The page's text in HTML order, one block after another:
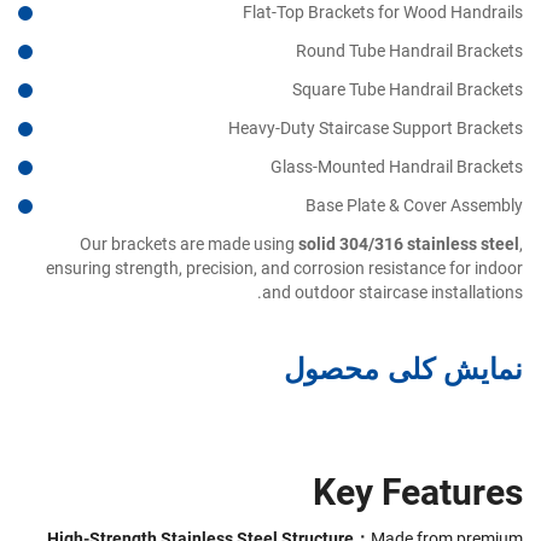
Flat-Top Brackets for Wood Handrails
Round Tube Handrail Brackets
Square Tube Handrail Brackets
Heavy-Duty Staircase Support Brackets
Glass-Mounted Handrail Brackets
Base Plate & Cover Assembly
Our brackets are made using solid 304/316 stainless steel,
ensuring strength, precision, and corrosion resistance for indoor
and outdoor staircase installations.
نمایش کلی محصول
Key Features